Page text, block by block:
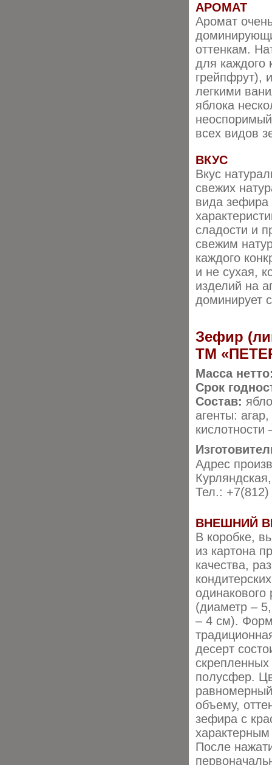
АРОМАТ
Аромат
оттенкам.
для каждого
грейпфрут),
легкими
яблока
всех видов
ВКУС
Вкус
свежих
вида
сладости и
свежим
каждого
и не сухая,
изделий на
доминирует
Зефир
ТМ
Масса
Срок
Состав:
агенты:
кислотности
Адрес
Тел.:
ВНЕШНИЙ
В коробке,
из картона
качества,
одинакового
(диаметр –
– 4 см).
десерт
полусфер.
объему,
зефира с
После